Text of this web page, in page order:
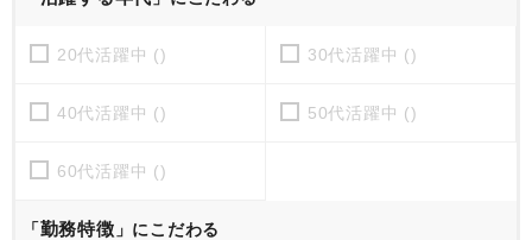
20代活躍中 () 30代活躍中 ()
40代活躍中 () 50代活躍中 ()
60代活躍中 ()
「勤務特徴 」にこだわる